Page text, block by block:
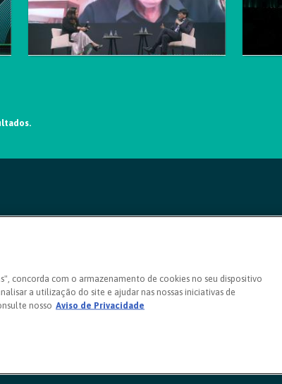
concorda com o armazenamento de cookies no seu dispositivo
a utilização do site e ajudar nas nossas iniciativas de
nosso Aviso de Privacidade